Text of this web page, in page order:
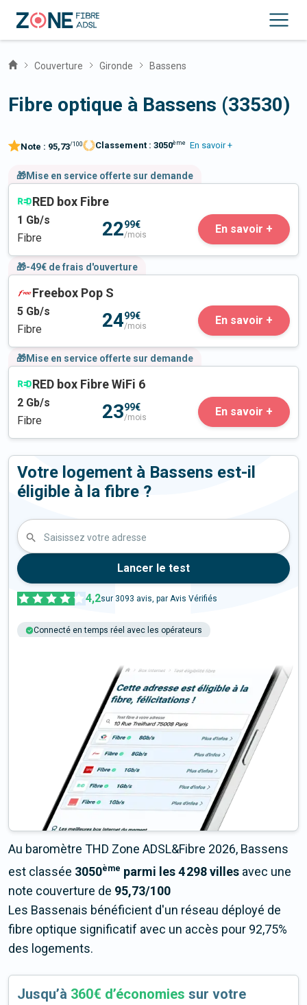
Couverture Gironde Bassens
Fibre optique à Bassens (33530)
Note : 95,73/100 Classement : 3050ème En savoir +
🎁Mise en service offerte sur demande
RED box Fibre
1 Gb/s
Fibre
2299€
/mois En savoir +
🎁-49€ de frais d'ouverture
Freebox Pop S
5 Gb/s
Fibre
2499€
/mois En savoir +
🎁Mise en service offerte sur demande
RED box Fibre WiFi 6
2 Gb/s
Fibre
2399€
/mois En savoir +
Votre logement à Bassens est-il
éligible à la fibre ?
Saisissez votre adresse
Lancer le test
4,2sur 3093 avis, par Avis Vérifiés
Connecté en temps réel avec les opérateurs
Au baromètre THD Zone ADSL&Fibre 2026, Bassens
est classée 3050ème parmi les 4 298 villes avec une
note couverture de 95,73/100
Les Bassenais bénéficient d'un réseau déployé de
fibre optique significatif avec un accès pour 92,75%
des logements.
Jusqu’à 360€ d’économies sur votre